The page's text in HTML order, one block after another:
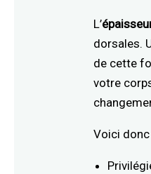
L’
dorsales.
de cette
votre
Voici